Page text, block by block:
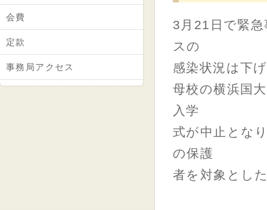
会費
定款
事務局アクセス
3月21日で緊
スの
感染状況は下
母校の横浜国
入学
式が中止とな
の保護
者を対象とし